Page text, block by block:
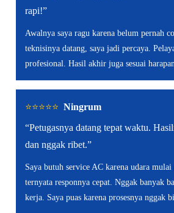
rapi!”
Awalnya saya ragu karena belum pernah
teknisinya datang, saya jadi percaya.
profesional. Hasil akhir juga sesuai
⭐️⭐️⭐️⭐️⭐️ Ningrum
“Petugasnya datang tepat waktu.
dan nggak ribet.”
Saya butuh service AC karena udara
ternyata responnya cepat. Nggak banyak
kerja. Saya puas karena prosesnya nggak